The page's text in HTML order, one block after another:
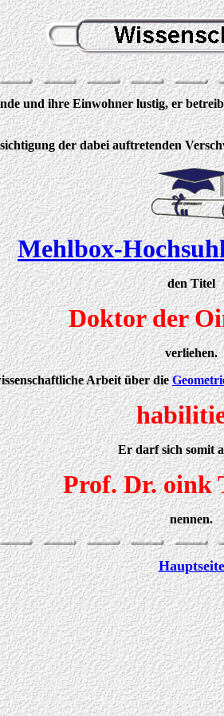
und ihre Einwohner lustig, er
der dabei auftretenden
Mehlbox-
den Titel
Doktor der
verliehen.
Arbeit über die
Er darf sich somit
Prof. Dr. oink
nennen.
Hauptseite